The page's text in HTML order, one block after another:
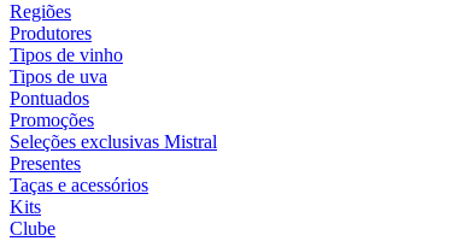
Regiões
Produtores
Tipos de vinho
Tipos de uva
Pontuados
Promoções
Seleções exclusivas Mistral
Presentes
Taças e acessórios
Kits
Clube